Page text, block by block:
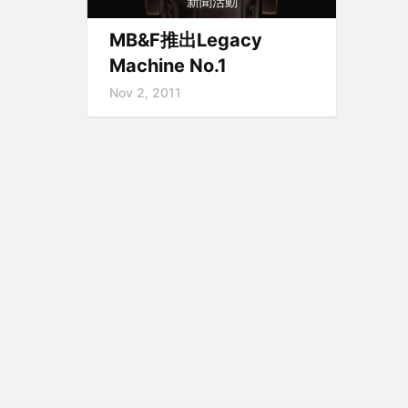
MB&F推出Legacy
Machine No.1
Nov 2, 2011